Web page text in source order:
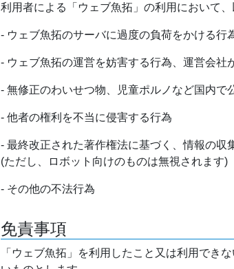
利用者による「ウェブ魚拓」の利用において
- ウェブ魚拓のサーバに過度の負荷をかける行
- ウェブ魚拓の運営を妨害する行為、運営会社
- 無修正のわいせつ物、児童ポルノなど国内で
- 他者の権利を不当に侵害する行為
- 最終改正された著作権法に基づく、情報の収
(ただし、ロボット向けのものは無視されます)
- その他の不法行為
免責事項
「ウェブ魚拓」を利用したこと又は利用でき